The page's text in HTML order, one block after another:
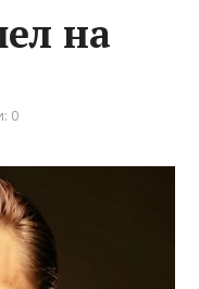
на
0